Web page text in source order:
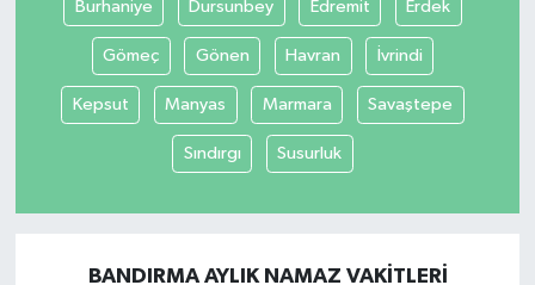
Burhaniye Dursunbey Edremit Erdek
Gömeç Gönen Havran İvrindi
Kepsut Manyas Marmara Savaştepe
Sındırgı Susurluk
BANDIRMA AYLIK NAMAZ VAKITLERI